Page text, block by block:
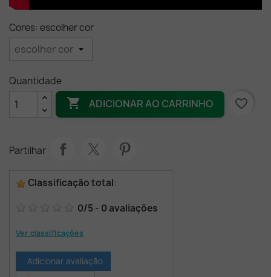
Cores: escolher cor
Quantidade
 ADICIONAR AO CARRINHO favorite_border
Partilhar
Classificação total:
0/5 - 0 avaliações
Ver classificações
Adicionar avaliação